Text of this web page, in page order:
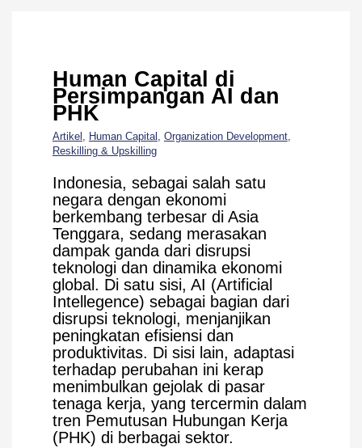
Human Capital di
Persimpangan AI dan
PHK
Artikel , Human Capital , Organization Development,
Reskilling & Upskilling
Indonesia, sebagai salah satu
negara dengan ekonomi
berkembang terbesar di Asia
Tenggara, sedang merasakan
dampak ganda dari disrupsi
teknologi dan dinamika ekonomi
global. Di satu sisi, AI (Artificial
Intellegence) sebagai bagian dari
disrupsi teknologi, menjanjikan
peningkatan efisiensi dan
produktivitas. Di sisi lain, adaptasi
terhadap perubahan ini kerap
menimbulkan gejolak di pasar
tenaga kerja, yang tercermin dalam
tren Pemutusan Hubungan Kerja
(PHK) di berbagai sektor.